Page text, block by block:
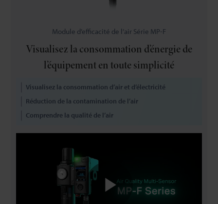
Visualisez la consommation d’énergie de
l’équipement en toute simplicité
Module d’efficacité de l’air Série MP-F
Visualisez la consommation d’air et d’électricité
Réduction de la contamination de l’air
Comprendre la qualité de l’air